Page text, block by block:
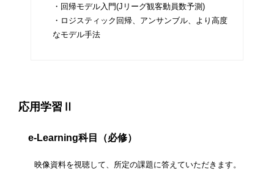
・回帰モデル入門(Jリーグ観客動員数予測)
・ロジスティック回帰、アンサンブル、より高度
なモデル手法
応用学習Ⅱ
e-Learning科目（必修）
映像資料を視聴して、所定の課題に答えていただきます。